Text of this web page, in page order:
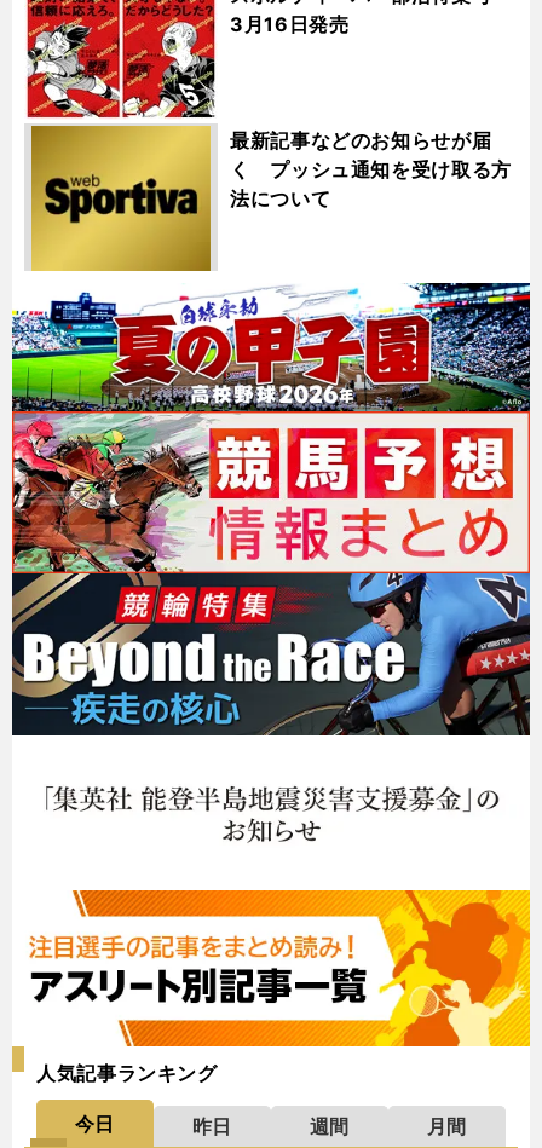
3月16日発売
最新記事などのお知らせが届
く プッシュ通知を受け取る方
法について
人気記事ランキング
今日 昨日 週間
月間